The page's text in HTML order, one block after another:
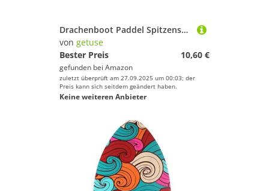
Drachenboot Paddel Spitzenschutz Kantenschutz aus Silikon 7.17 x 1.50 inch für Wassersport Paddelzubehör- Gelb
von getuse
Bester Preis
10,60 €
gefunden bei Amazon
zuletzt überprüft am 27.09.2025 um 00:03; der
Preis kann sich seitdem geändert haben.
Keine weiteren Anbieter